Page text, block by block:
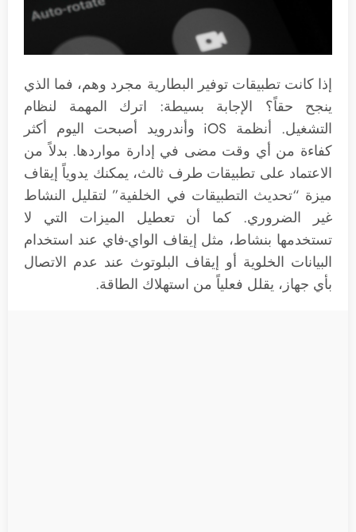
إذا كانت تطبيقات توفير البطارية مجرد وهم، فما الذي
ينجح حقاً؟ الإجابة بسيطة: اترك المهمة لنظام
التشغيل. أنظمة iOS وأندرويد أصبحت اليوم أكثر
كفاءة من أي وقت مضى في إدارة مواردها. بدلاً من
الاعتماد على تطبيقات طرف ثالث، يمكنك يدوياً إيقاف
ميزة “تحديث التطبيقات في الخلفية” لتقليل النشاط
غير الضروري. كما أن تعطيل الميزات التي لا
تستخدمها بنشاط، مثل إيقاف الواي-فاي عند استخدام
البيانات الخلوية أو إيقاف البلوتوث عند عدم الاتصال
بأي جهاز، يقلل فعلياً من استهلاك الطاقة.